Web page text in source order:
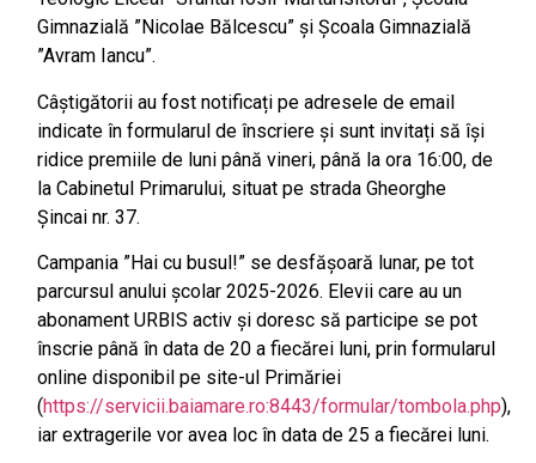
Gimnazială ”Nicolae Bălcescu” și Școala Gimnazială
”Avram Iancu”.
Câștigătorii au fost notificați pe adresele de email
indicate în formularul de înscriere și sunt invitați să își
ridice premiile de luni până vineri, până la ora 16:00, de
la Cabinetul Primarului, situat pe strada Gheorghe
Șincai nr. 37.
Campania ”Hai cu busul!” se desfășoară lunar, pe tot
parcursul anului școlar 2025-2026. Elevii care au un
abonament URBIS activ și doresc să participe se pot
înscrie până în data de 20 a fiecărei luni, prin formularul
online disponibil pe site-ul Primăriei
(https://servicii.baiamare.ro:8443/formular/tombola.php),
iar extragerile vor avea loc în data de 25 a fiecărei luni.